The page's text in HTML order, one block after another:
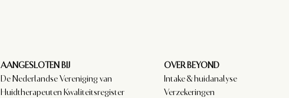
AANGESLOTEN BIJ
De Nederlandse Vereniging van
Huidtherapeuten Kwaliteitsregister
OVER BEYOND
Intake & huidanalyse
Verzekeringen